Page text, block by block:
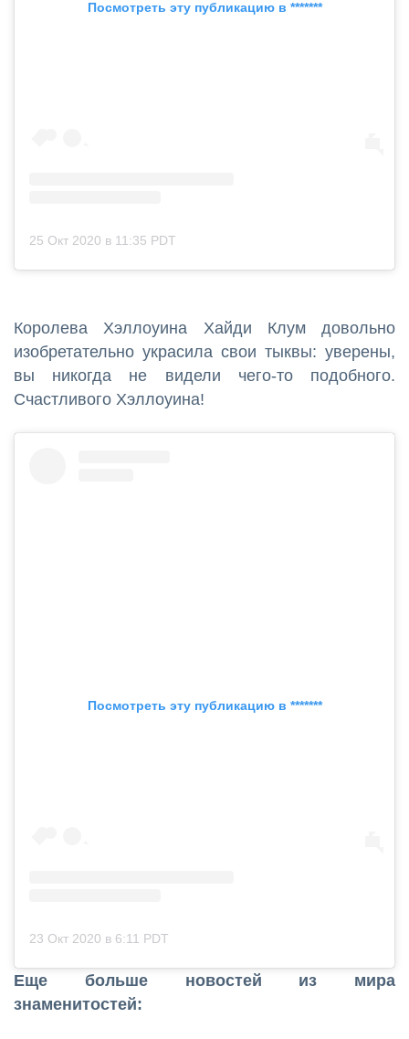
Посмотреть эту публикацию в *******
25 Окт 2020 в 11:35 PDT
Королева Хэллоуина Хайди Клум довольно
изобретательно украсила свои тыквы: уверены,
вы никогда не видели чего-то подобного.
Счастливого Хэллоуина!
Посмотреть эту публикацию в *******
23 Окт 2020 в 6:11 PDT
Еще больше новостей из мира
знаменитостей: